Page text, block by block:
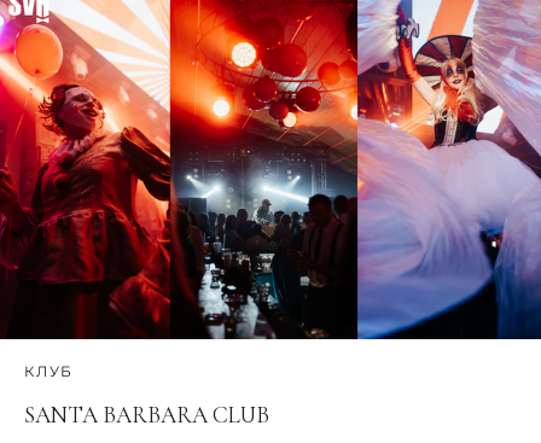
КЛУБ
SANTA BARBARA CLUB